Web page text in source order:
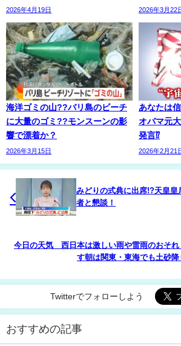
2026年4月19日 2026年3月22
海洋ゴミの山??バリ島のビーチ
に大量のゴミ??モンスーンの影
響で漂着か？
2026年3月15日
あなたは
オバマ元
発言⁉
2026年2月21
みどりの式典に出席!?天皇皇
者と懇談！
今日の天気 西日本は激しい雨や雷雨のおそ
す朝は関東・東海でも土砂降
Twitterでフォローしよう
おすすめの記事